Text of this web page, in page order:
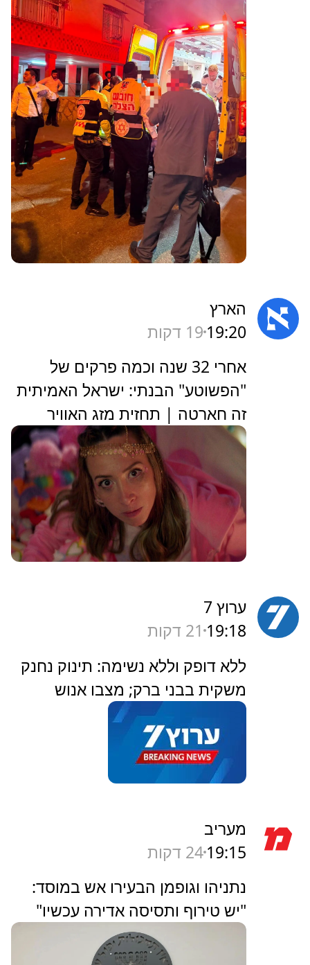
מעריב
19:2019 דקות
תינוק נחנק משקית בבני ברק, מצבו
אנוש
הארץ
"הפשוטע" הבנתי: ישראל האמיתית
זה חארטה | תחזית מזג האוויר
ערוץ 7
‏ללא דופק וללא נשימה: תינוק נחנק
משקית בבני ברק; מצבו אנוש